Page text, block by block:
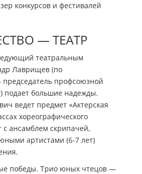
конкурсов и фестивалей
— ТЕАТР
театральным
Лаврищев (по
председатель профсоюзной
подает большие надежды.
ведет предмет «Актерская
хореографического
с ансамблем скрипачей,
артистами (6-7 лет)
победы. Трио юных чтецов —